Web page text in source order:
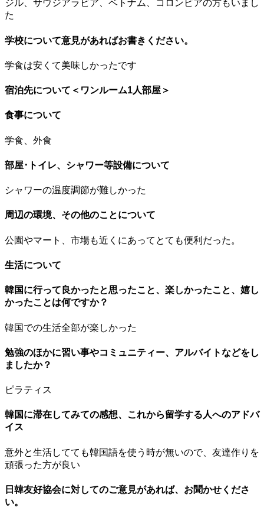
ジル、サウジアラビア、ベトナム、コロンビアの方もいまし
た
学校について意見があればお書きください。
学食は安くて美味しかったです
宿泊先について＜ワンルーム1人部屋＞
食事について
学食、外食
部屋･トイレ、シャワー等設備について
シャワーの温度調節が難しかった
周辺の環境、その他のことについて
公園やマート、市場も近くにあってとても便利だった。
生活について
韓国に行って良かったと思ったこと、楽しかったこと、嬉し
かったことは何ですか？
韓国での生活全部が楽しかった
勉強のほかに習い事やコミュニティー、アルバイトなどをし
ましたか？
ピラティス
韓国に滞在してみての感想、これから留学する人へのアドバ
イス
意外と生活してても韓国語を使う時が無いので、友達作りを
頑張った方が良い
日韓友好協会に対してのご意見があれば、お聞かせくださ
い。